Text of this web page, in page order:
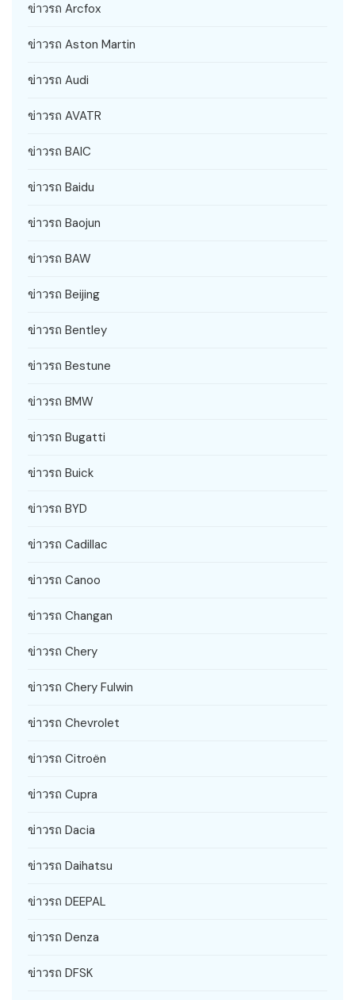
ข่าวรถ Arcfox
ข่าวรถ Aston Martin
ข่าวรถ Audi
ข่าวรถ AVATR
ข่าวรถ BAIC
ข่าวรถ Baidu
ข่าวรถ Baojun
ข่าวรถ BAW
ข่าวรถ Beijing
ข่าวรถ Bentley
ข่าวรถ Bestune
ข่าวรถ BMW
ข่าวรถ Bugatti
ข่าวรถ Buick
ข่าวรถ BYD
ข่าวรถ Cadillac
ข่าวรถ Canoo
ข่าวรถ Changan
ข่าวรถ Chery
ข่าวรถ Chery Fulwin
ข่าวรถ Chevrolet
ข่าวรถ Citroën
ข่าวรถ Cupra
ข่าวรถ Dacia
ข่าวรถ Daihatsu
ข่าวรถ DEEPAL
ข่าวรถ Denza
ข่าวรถ DFSK